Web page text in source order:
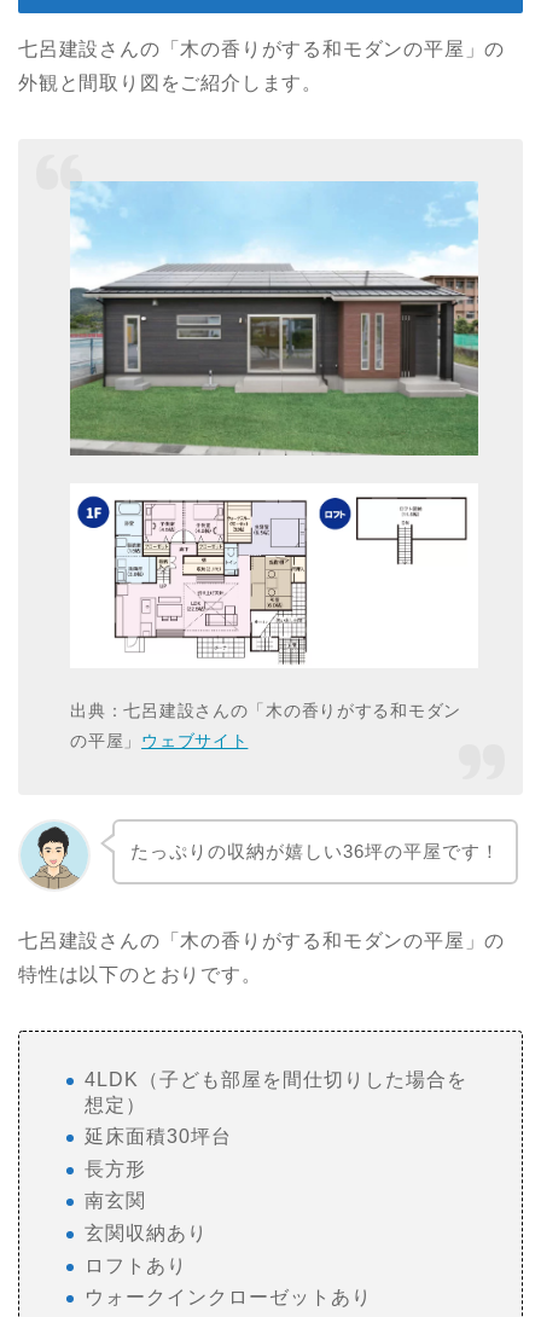
七呂建設さんの「木の香りがする和モダンの平屋」の
外観と間取り図をご紹介します。
出典：七呂建設さんの「木の香りがする和モダン
の平屋」 ウェブサイト
たっぷりの収納が嬉しい36坪の平屋です！
七呂建設さんの「木の香りがする和モダンの平屋」の
特性は以下のとおりです。
4LDK（子ども部屋を間仕切りした場合を
想定）
延床面積30坪台
長方形
南玄関
玄関収納あり
ロフトあり
ウォークインクローゼットあり